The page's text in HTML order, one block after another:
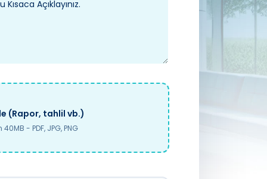
(Rapor, tahlil vb.)
- PDF, JPG, PNG